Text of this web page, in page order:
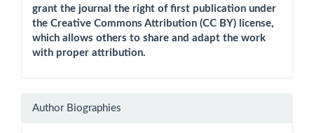
grant the journal the right of first publication under
the Creative Commons Attribution (CC BY) license,
which allows others to share and adapt the work
with proper attribution.
Author Biographies